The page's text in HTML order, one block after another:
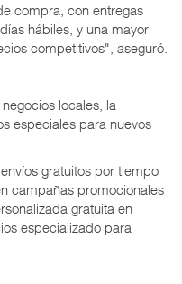
compra, con entregas
hábiles, y una mayor
competitivos", aseguró.
locales, la
especiales para nuevos
gratuitos por tiempo
campañas promocionales
gratuita en
especializado para